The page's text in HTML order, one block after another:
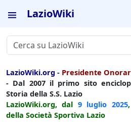
LazioWiki
LazioWiki.org - Presidente
- Dal 2007 il primo sito
Storia della S.S. Lazio
LazioWiki.org, dal 9 luglio 2025
della Società Sportiva Lazio